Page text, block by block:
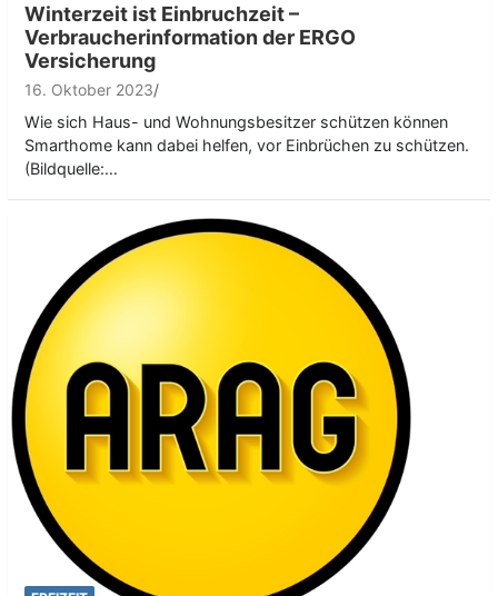
Winterzeit ist Einbruchzeit –
Verbraucherinformation der ERGO
Versicherung
16. Oktober 2023
Wie sich Haus- und Wohnungsbesitzer schützen können
Smarthome kann dabei helfen, vor Einbrüchen zu schützen.
(Bildquelle:…